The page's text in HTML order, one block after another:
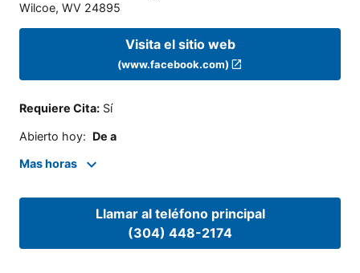
Wilcoe, WV 24895
Visita el sitio web
(www.facebook.com)
Requiere Cita: Sí
Abierto hoy: De a
Mas horas
Llamar al teléfono principal
(304) 448-2174